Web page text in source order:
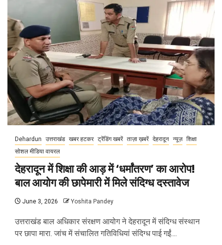
Dehardun उत्तराखंड खबर हटकर ट्रेंडिंग खबरें ताज़ा ख़बरें देहरादून न्यूज़ शिक्षा
सोशल मीडिया वायरल
देहरादून में शिक्षा की आड़ में ‘धर्मांतरण’ का आरोप!
बाल आयोग की छापेमारी में मिले संदिग्ध दस्तावेज
June 3, 2026 Yoshita Pandey
उत्तराखंड बाल अधिकार संरक्षण आयोग ने देहरादून में संदिग्ध संस्थान
पर छापा मारा. जांच में संचालित गतिविधियां संदिग्ध पाई गईं....